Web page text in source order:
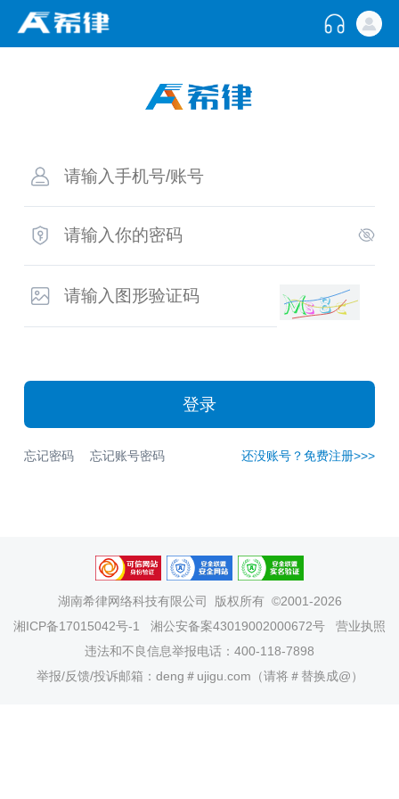
登录
忘记密码 忘记账号密码 还没账号？免费注册>>>
湖南希律网络科技有限公司
版权所有 ©2001-2026
湘ICP备17015042号-1
湘公安备案43019002000672号
营业执照
违法和不良信息举报电话：400-118-7898
举报/反馈/投诉邮箱：deng＃ujigu.com（请将＃替换成@）